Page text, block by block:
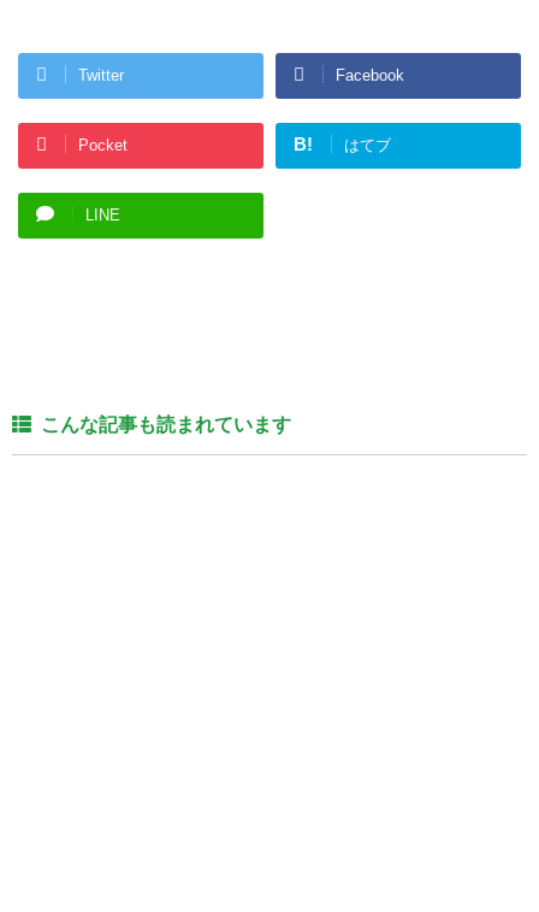
Twitter Facebook
Pocket B! はてブ
LINE
こんな記事も読まれています